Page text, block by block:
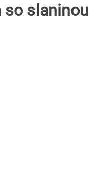
so slaninou